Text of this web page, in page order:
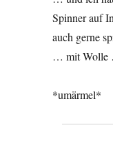
Spinner auf
auch gerne
… mit Wolle
*umärmel*